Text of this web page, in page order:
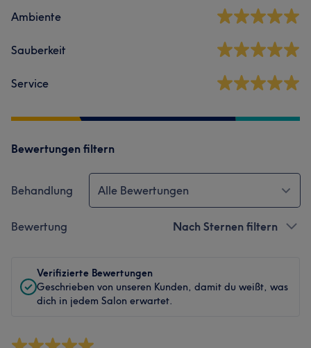
Ambiente
Sauberkeit
Service
Bewertungen filtern
Behandlung Alle Bewertungen
Bewertung Nach Sternen filtern
Verifizierte Bewertungen
Geschrieben von unseren Kunden, damit du weißt, was
dich in jedem Salon erwartet.